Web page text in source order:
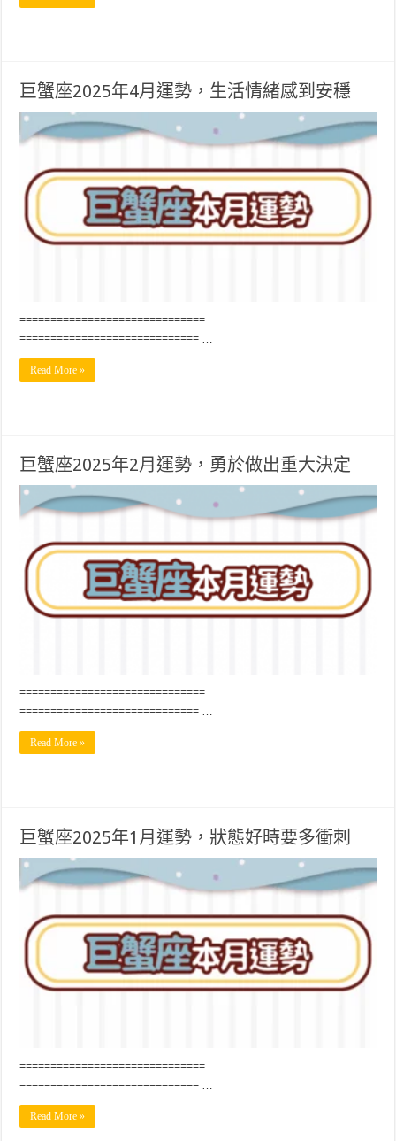
巨蟹座2025年4月運勢，生活情緒感到安穩
==============================
============================= …
Read More »
巨蟹座2025年2月運勢，勇於做出重大決定
==============================
============================= …
Read More »
巨蟹座2025年1月運勢，狀態好時要多衝刺
==============================
============================= …
Read More »